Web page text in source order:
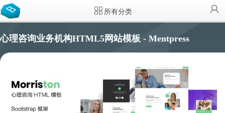
所有分类
心理咨询业务机构HTML5网站模板 - Mentpress